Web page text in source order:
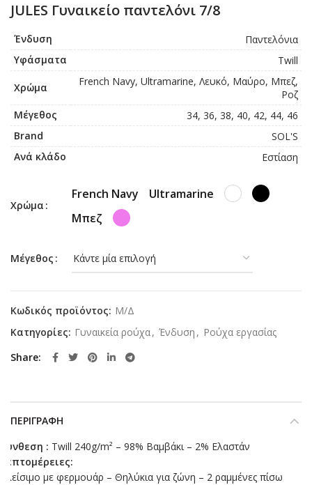
JULES Γυναικείο παντελόνι 7/8
Ένδυση
Παντελόνια
Υφάσματα
Twill
Χρώμα
French Navy, Ultramarine, Λευκό, Μαύρο, Μπεζ,
Ροζ
Μέγεθος
34, 36, 38, 40, 42, 44, 46
Brand
SOL'S
Ανά κλάδο
Εστίαση
Χρώμα
French Navy
Ultramarine
Μπεζ
Μέγεθος
Κωδικός προϊόντος: Μ/Δ
Κατηγορίες: Γυναικεία ρούχα, Ένδυση , Ρούχα εργασίας
Share
ΠΕΡΙΓΡΑΦΉ
Σύνθεση : Twill 240g/m² – 98% Βαμβάκι – 2% Ελαστάν
Λεπτομέρειες:
Κλείσιμο με φερμουάρ – Θηλύκια για ζώνη – 2 ραμμένες πίσω